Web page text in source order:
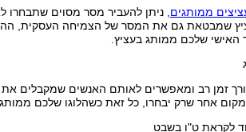
ממותגים , ניתן להעביר מסר מסוים
שמבטאת גם את המסר של הצמיחה העסקית,
האישי שלכם ממותג בעציץ.
זמן רב ומאפשרים לאותם האנשים שמקבלים
אחר שרק יבחרו, כל זאת כשהלוגו שלכם ממותג
לקראת ט"ו בשבט